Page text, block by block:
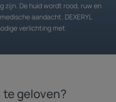
zijn. De huid wordt rood, ruw en
aandacht. DEXERYL
verlichting met
te geloven?